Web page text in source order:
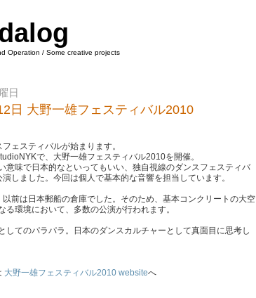
Operation / Some creative projects
日
日 大野一雄フェスティバル2010
ェスティバルが始まります。
で、大野一雄フェスティバル2010を開催。
意味で日本的なといってもいい、独自視線のダンスフェスティバ
しました。今回は個人で基本的な音響を担当しています。
前は日本郵船の倉庫でした。そのため、基本コンクリートの大空
る環境において、多数の公演が行われます。
してのパラパラ。日本のダンスカルチャーとして真面目に思考し
大野一雄フェスティバル2010 websiteへ